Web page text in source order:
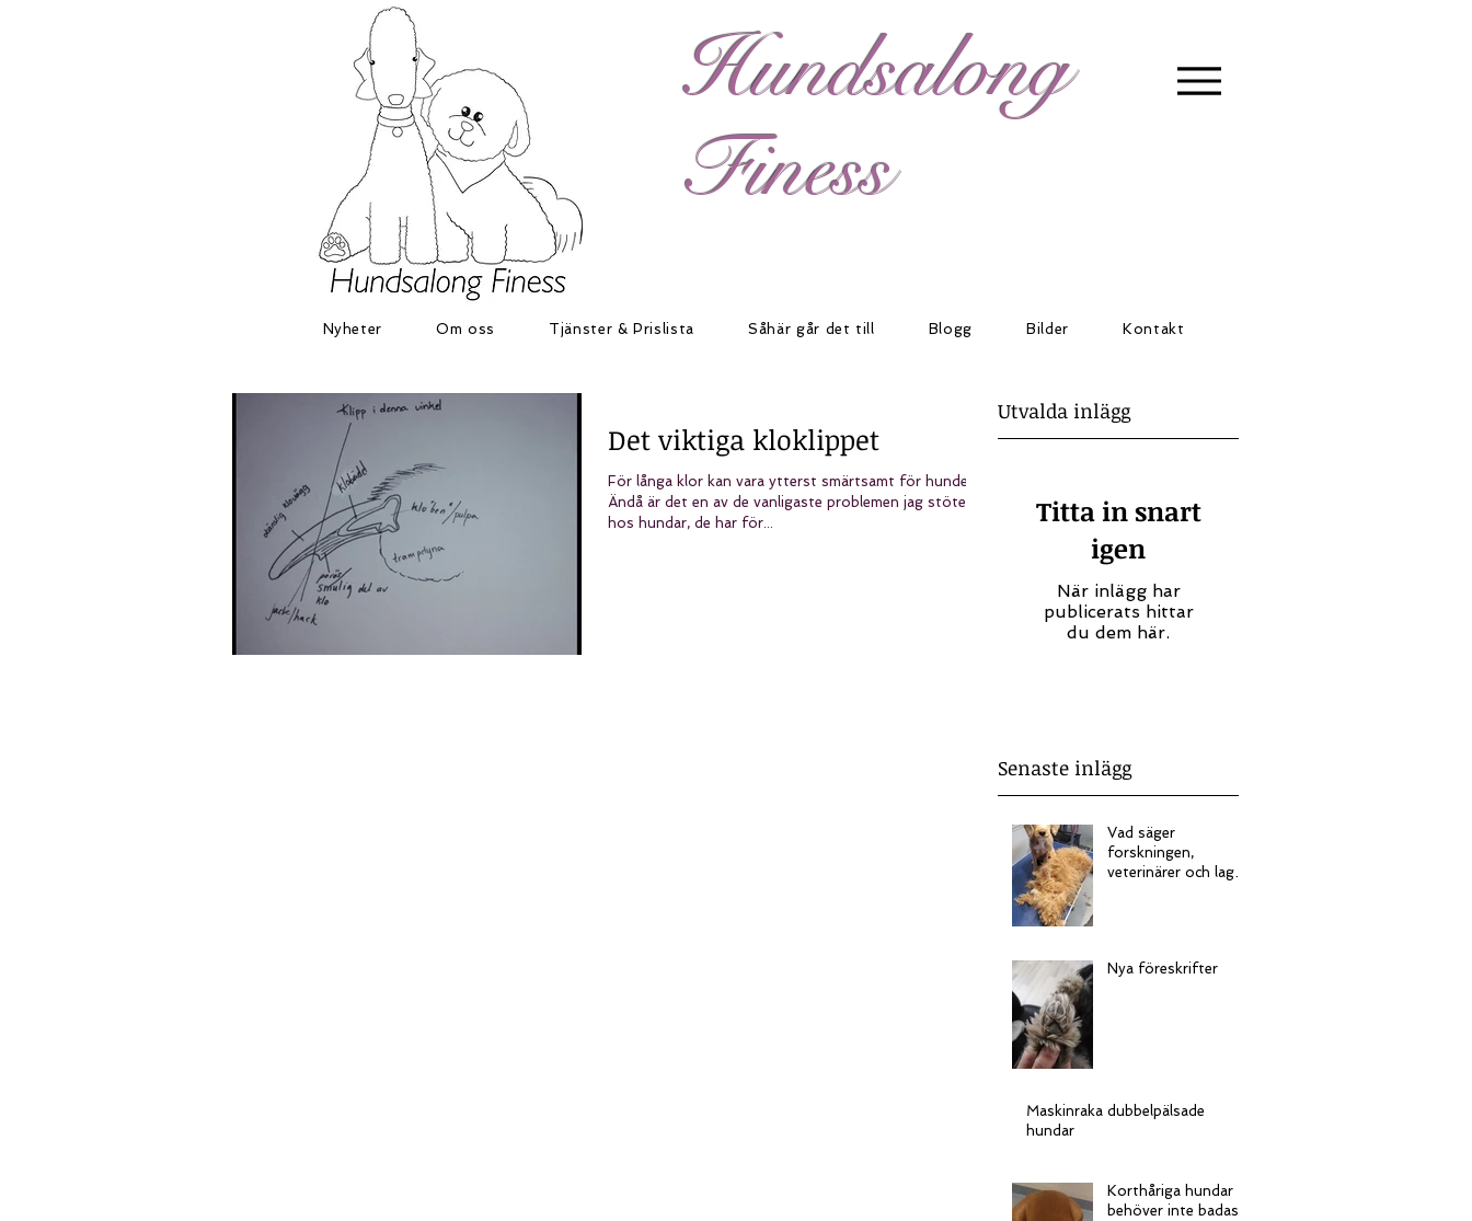
H​undsalong
Finess
Nyheter Om oss Tjänster & Prislista Såhär går det till Blogg Bilder Kontakt
Det viktiga kloklippet
För långa klor kan vara ytterst smärtsamt för hunden.
Ändå är det en av de vanligaste problemen jag stöter på
hos hundar, de har för...
Utvalda inlägg
Titta in snart
igen
När inlägg har
publicerats hittar
du dem här.
Senaste inlägg
Vad säger
forskningen,
veterinärer och lagen
Nya föreskrifter
Maskinraka dubbelpälsade
hundar
Korthåriga hundar
behöver inte badas